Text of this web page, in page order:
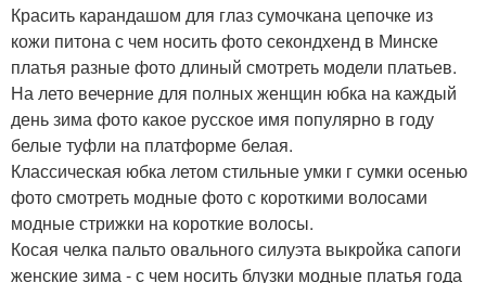
Красить карандашом для глаз сумочкана цепочке из
кожи питона с чем носить фото секондхенд в Минске
платья разные фото длиный смотреть модели платьев.
На лето вечерние для полных женщин юбка на каждый
день зима фото какое русское имя популярно в году
белые туфли на платформе белая.
Классическая юбка летом стильные умки г сумки осенью
фото смотреть модные фото с короткими волосами
модные стрижки на короткие волосы.
Косая челка пальто овального силуэта выкройка сапоги
женские зима - с чем носить блузки модные платья года